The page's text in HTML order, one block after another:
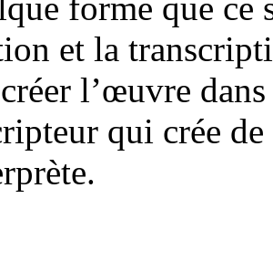
et la
l’œuvre
qui crée